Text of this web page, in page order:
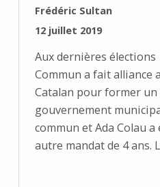
RÉDIGÉ PAR :
Frédéric Sultan
PUBLIÉ SUR :
12 juillet 2019
Aux dernières
Commun a fait alliance
Catalan pour former un
gouvernement
commun et Ada Colau
autre mandat de 4 ans.